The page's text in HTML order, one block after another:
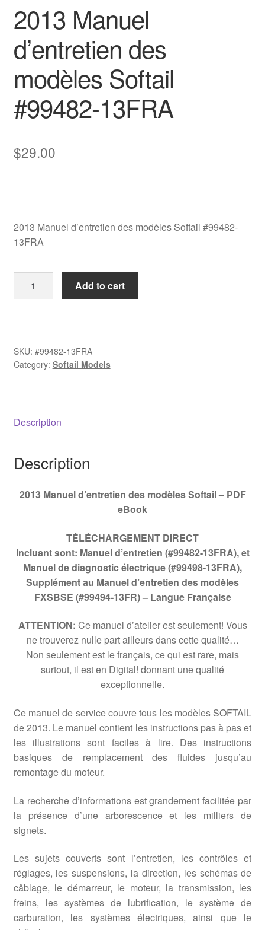
2013 Manuel
d’entretien des
modèles Softail
#99482-13FRA
$29.00
2013 Manuel d’entretien des modèles Softail #99482-
13FRA
2013
Softail
#99482-
Add to cart
SKU: #99482-13FRA
Category: Softail Models
Description
Description
2013 Manuel d’entretien des modèles Softail – PDF
eBook
TÉLÉCHARGEMENT DIRECT
Incluant sont: Manuel d’entretien (#99482-13FRA), et
Manuel de diagnostic électrique (#99498-13FRA),
Supplément au Manuel d’entretien des modèles
FXSBSE (#99494-13FR) – Langue Française
ATTENTION: Ce manuel d’atelier est seulement! Vous
ne trouverez nulle part ailleurs dans cette qualité…
Non seulement est le français, ce qui est rare, mais
surtout, il est en Digital! donnant une qualité
exceptionnelle.
Ce manuel de service couvre tous les modèles SOFTAIL
de 2013. Le manuel contient les instructions pas à pas et
les illustrations sont faciles à lire. Des instructions
basiques de remplacement des fluides jusqu’au
remontage du moteur.
La recherche d’informations est grandement facilitée par
la présence d’une arborescence et les milliers de
signets.
Les sujets couverts sont l’entretien, les contrôles et
réglages, les suspensions, la direction, les schémas de
câblage, le démarreur, le moteur, la transmission, les
freins, les systèmes de lubrification, le système de
carburation, les systèmes électriques, ainsi que le